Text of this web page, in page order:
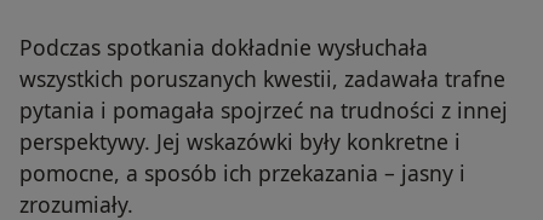
Podczas spotkania dokładnie wysłuchała
wszystkich poruszanych kwestii, zadawała trafne
pytania i pomagała spojrzeć na trudności z innej
perspektywy. Jej wskazówki były konkretne i
pomocne, a sposób ich przekazania – jasny i
zrozumiały.